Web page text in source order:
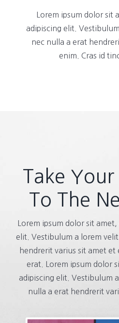
Lorem ipsum dolor sit
adipiscing elit.
nec nulla a erat
enim. Cras id
Take Your
To The
Lorem ipsum dolor sit
elit. Vestibulum a lorem
hendrerit varius sit amet et
erat. Lorem ipsum dolor
adipiscing elit. Vestibulum
nulla a erat hendrerit